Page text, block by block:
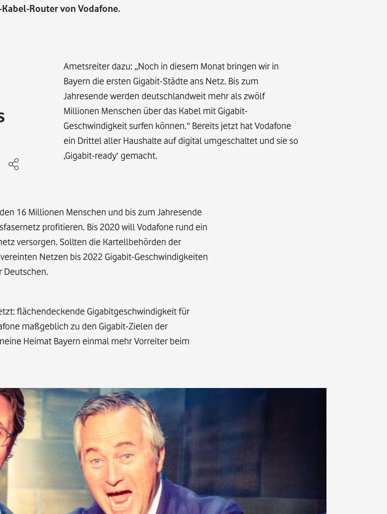
Router von Vodafone.
Ametsreiter dazu: „Noch in diesem Monat bringen wir in
Bayern die ersten Gigabit-Städte ans Netz. Bis zum
Jahresende werden deutschlandweit mehr als zwölf
Millionen Menschen über das Kabel mit Gigabit-
Geschwindigkeit surfen können.“ Bereits jetzt hat Vodafone
ein Drittel aller Haushalte auf digital umgeschaltet und sie so
‚Gigabit-ready‘ gemacht.
16 Millionen Menschen und bis zum Jahresende
profitieren. Bis 2020 will Vodafone rund ein
versorgen. Sollten die Kartellbehörden der
Netzen bis 2022 Gigabit-Geschwindigkeiten
Deutschen.
flächendeckende Gigabitgeschwindigkeit für
maßgeblich zu den Gigabit-Zielen der
Heimat Bayern einmal mehr Vorreiter beim